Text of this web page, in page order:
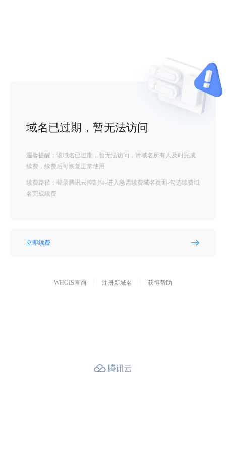
域名已过期，暂无法访问
温馨提醒：该域名已过期，暂无法访问，请域名所有人及时完成
续费，续费后可恢复正常使用
续费路径：登录腾讯云控制台-进入急需续费域名页面-勾选续费域
名完成续费
立即续费
WHOIS查询 注册新域名 获得帮助